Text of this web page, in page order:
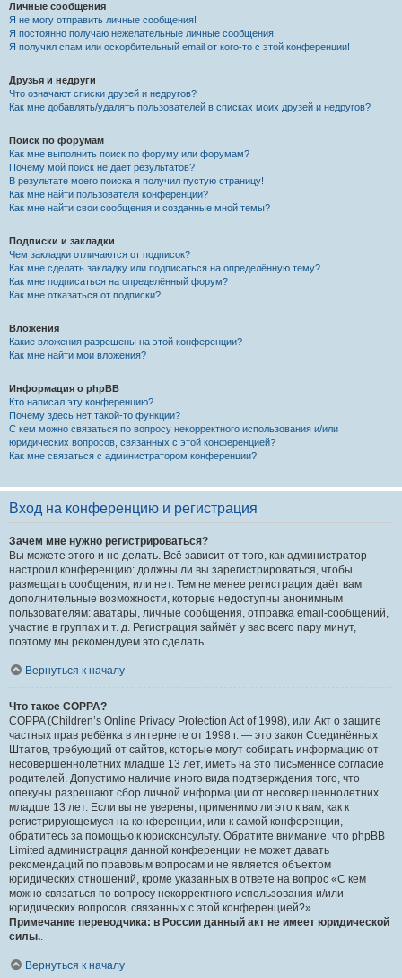
Личные сообщения
Я не могу отправить личные сообщения!
Я постоянно получаю нежелательные личные сообщения!
Я получил спам или оскорбительный email от кого-то с этой конференции!
Друзья и недруги
Что означают списки друзей и недругов?
Как мне добавлять/удалять пользователей в списках моих друзей и недругов?
Поиск по форумам
Как мне выполнить поиск по форуму или форумам?
Почему мой поиск не даёт результатов?
В результате моего поиска я получил пустую страницу!
Как мне найти пользователя конференции?
Как мне найти свои сообщения и созданные мной темы?
Подписки и закладки
Чем закладки отличаются от подписок?
Как мне сделать закладку или подписаться на определённую тему?
Как мне подписаться на определённый форум?
Как мне отказаться от подписки?
Вложения
Какие вложения разрешены на этой конференции?
Как мне найти мои вложения?
Информация о phpBB
Кто написал эту конференцию?
Почему здесь нет такой-то функции?
С кем можно связаться по вопросу некорректного использования и/или
юридических вопросов, связанных с этой конференцией?
Как мне связаться с администратором конференции?
Вход на конференцию и регистрация
Зачем мне нужно регистрироваться?
Вы можете этого и не делать. Всё зависит от того, как администратор
настроил конференцию: должны ли вы зарегистрироваться, чтобы
размещать сообщения, или нет. Тем не менее регистрация даёт вам
дополнительные возможности, которые недоступны анонимным
пользователям: аватары, личные сообщения, отправка email-сообщений,
участие в группах и т. д. Регистрация займёт у вас всего пару минут,
поэтому мы рекомендуем это сделать.
Вернуться к началу
Что такое COPPA?
COPPA (Children’s Online Privacy Protection Act of 1998), или Акт о защите
частных прав ребёнка в интернете от 1998 г. — это закон Соединённых
Штатов, требующий от сайтов, которые могут собирать информацию от
несовершеннолетних младше 13 лет, иметь на это письменное согласие
родителей. Допустимо наличие иного вида подтверждения того, что
опекуны разрешают сбор личной информации от несовершеннолетних
младше 13 лет. Если вы не уверены, применимо ли это к вам, как к
регистрирующемуся на конференции, или к самой конференции,
обратитесь за помощью к юрисконсульту. Обратите внимание, что phpBB
Limited администрация данной конференции не может давать
рекомендаций по правовым вопросам и не является объектом
юридических отношений, кроме указанных в ответе на вопрос «С кем
можно связаться по вопросу некорректного использования и/или
юридических вопросов, связанных с этой конференцией?».
Примечание переводчика: в России данный акт не имеет юридической
силы..
Вернуться к началу